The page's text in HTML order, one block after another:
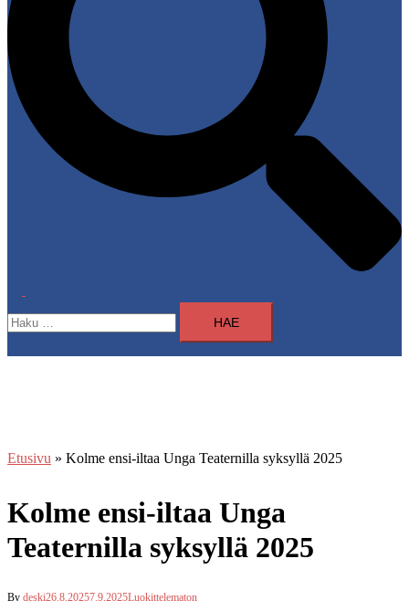
menu
Haku:
Etusivu » Kolme ensi-iltaa Unga Teaternilla syksyllä 2025
Kolme ensi-iltaa Unga
Teaternilla syksyllä 2025
By deski26.8.20257.9.2025Luokittelematon